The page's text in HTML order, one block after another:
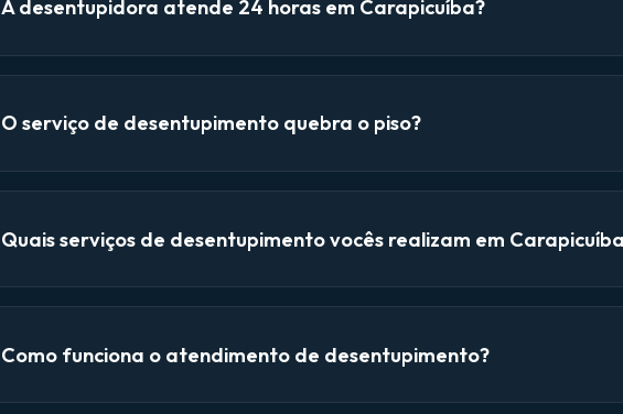
A desentupidora atende 24 horas em Carapicuíba?
O serviço de desentupimento quebra o piso?
Quais serviços de desentupimento vocês realizam em
Como funciona o atendimento de desentupimento?